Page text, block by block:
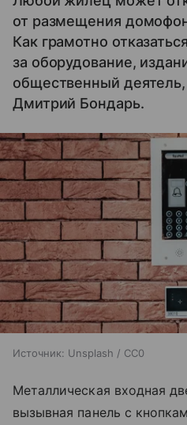
от размещения
Как грамотно
за оборудование,
общественный
Дмитрий Бондарь.
Источник: Unsplash / CC0
Металлическая входная
вызывная панель с